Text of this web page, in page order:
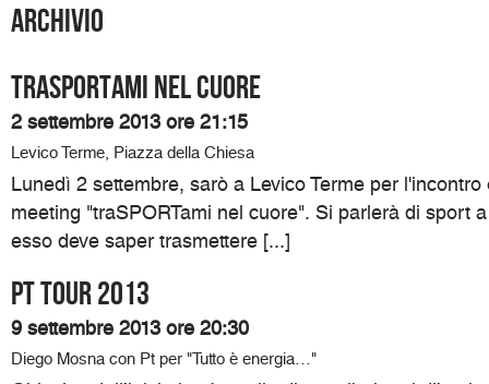
Archivio
traSPORTami nel cuore
2 settembre 2013 ore 21:15
Levico Terme, Piazza della Chiesa
Lunedì 2 settembre, sarò a Levico Terme per
meeting "traSPORTami nel cuore". Si parlerà di sport
esso deve saper trasmettere [...]
Pt Tour 2013
9 settembre 2013 ore 20:30
Diego Mosna con Pt per "Tutto è energia…"